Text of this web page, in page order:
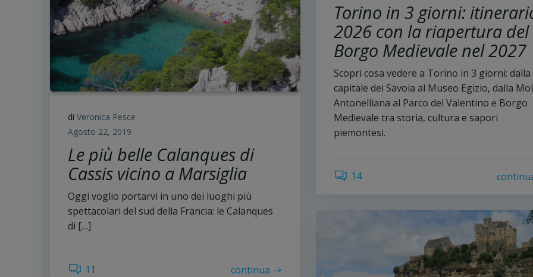
Torino in 3 giorni:
2026 con la riapertura del
Borgo Medievale nel 2027
Scopri cosa vedere a Torino in 3 giorni: dalla
capitale dei Savoia al Museo Egizio, dalla
Antonelliana al Parco del Valentino e Borgo
Medievale tra storia, cultura e sapori
piemontesi.
14
di Veronica Pesce
Agosto 22, 2019
Le più belle Calanques di
Cassis vicino a Marsiglia
Oggi voglio portarvi in uno dei luoghi più
spettacolari del sud della Francia: le Calanques
di […]
11 continua